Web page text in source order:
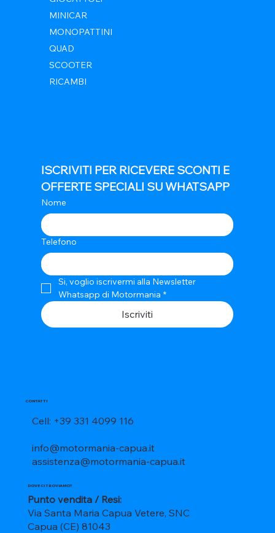
MINICAR
MONOPATTINI
QUAD
SCOOTER
RICAMBI
CONTATTI
Cell: +39 331 4099 116
info@motormania-capua.it
assistenza@motormania-capua.it
DOVE CI TROVIAMO?
Punto vendita / Resi:
Via Santa Maria Capua Vetere, SNC
Capua (CE) 81043
ISCRIVITI PER RICEVERE SCONTI E
OFFERTE SPECIALI SU WHATSAPP
Nome
Telefono
Si, voglio iscrivermi alla Newsletter
Whatsapp di Motormania *
Iscriviti